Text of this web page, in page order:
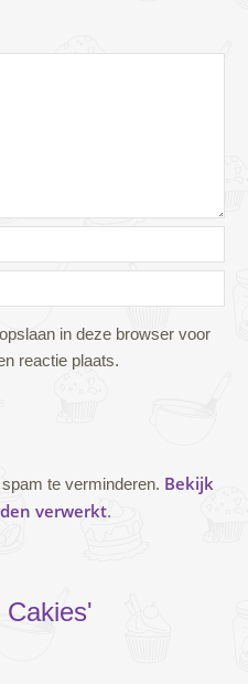
in deze browser voor
reactie plaats.
te verminderen. Bekijk
verwerkt.
Cakies'